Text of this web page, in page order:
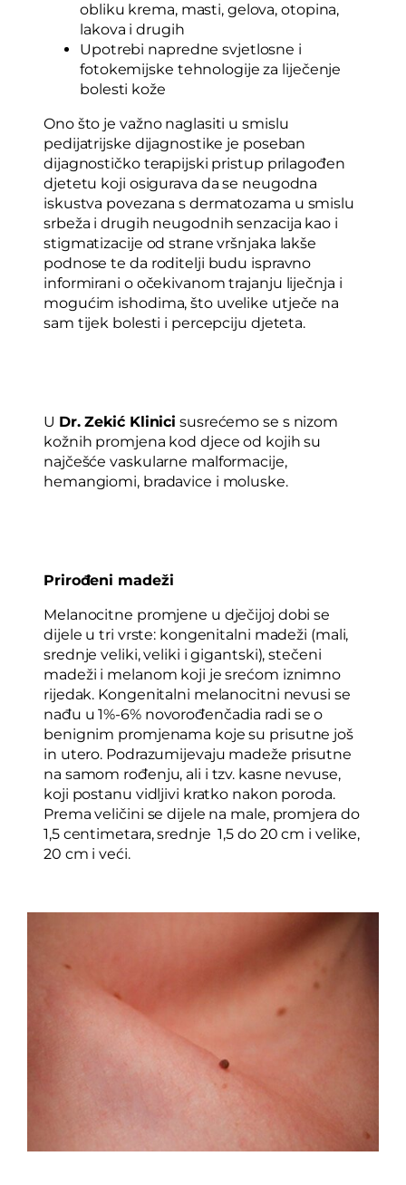
obliku krema, masti, gelova, otopina,
lakova i drugih
Upotrebi napredne svjetlosne i
fotokemijske tehnologije za liječenje
bolesti kože
Ono što je važno naglasiti u smislu
pedijatrijske dijagnostike je poseban
dijagnostičko terapijski pristup prilagođen
djetetu koji osigurava da se neugodna
iskustva povezana s dermatozama u smislu
srbeža i drugih neugodnih senzacija kao i
stigmatizacije od strane vršnjaka lakše
podnose te da roditelji budu ispravno
informirani o očekivanom trajanju liječnja i
mogućim ishodima, što uvelike utječe na
sam tijek bolesti i percepciju djeteta.
U Dr. Zekić Klinici susrećemo se s nizom
kožnih promjena kod djece od kojih su
najčešće vaskularne malformacije,
hemangiomi, bradavice i moluske.
Prirođeni madeži
Melanocitne promjene u dječijoj dobi se
dijele u tri vrste: kongenitalni madeži (mali,
srednje veliki, veliki i gigantski), stečeni
madeži i melanom koji je srećom iznimno
rijedak. Kongenitalni melanocitni nevusi se
nađu u 1%-6% novorođenčadia radi se o
benignim promjenama koje su prisutne još
in utero. Podrazumijevaju madeže prisutne
na samom rođenju, ali i tzv. kasne nevuse,
koji postanu vidljivi kratko nakon poroda.
Prema veličini se dijele na male, promjera do
1,5 centimetara, srednje 1,5 do 20 cm i velike,
20 cm i veći.